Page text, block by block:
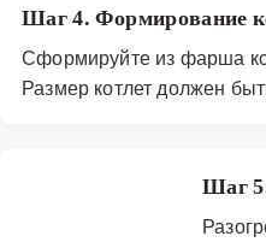
Шаг 4. Формирование
Сформируйте из фарша
Размер котлет должен
Шаг